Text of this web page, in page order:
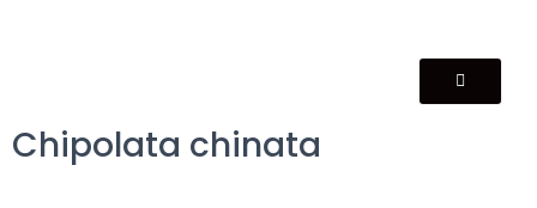
Chipolata chinata